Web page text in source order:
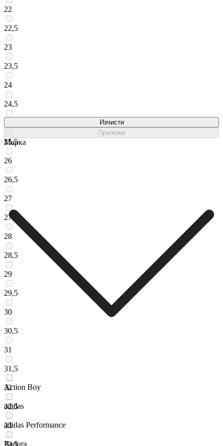
22
22,5
23
23,5
24
24,5
25,5
26
26,5
27
27,5
28
28,5
29
29,5
30
30,5
31
31,5
32
32,5
33
33,5
Изчисти
Приложи
Марка
Action Boy
adidas
adidas Performance
Badura